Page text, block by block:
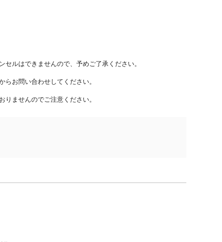
ルはできませんので、予めご了承ください。
お問い合わせしてください。
ませんのでご注意ください。